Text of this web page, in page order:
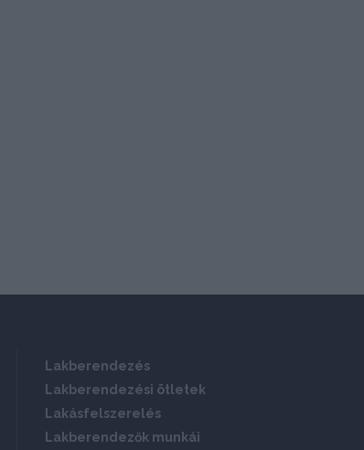
Lakberendezés
Lakberendezési ötletek
Lakásfelszerelés
Lakberendezők munkái